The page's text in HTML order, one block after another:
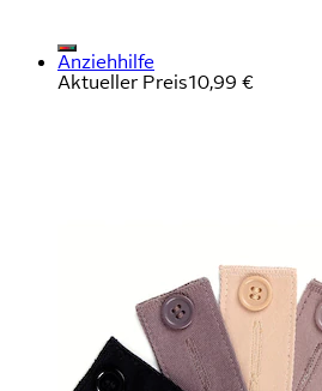
Anziehhilfe
Aktueller Preis10,99 €